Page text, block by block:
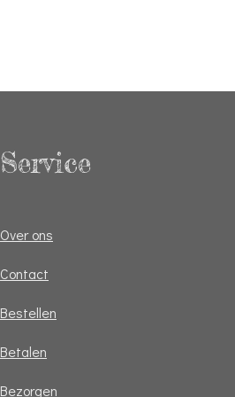
Service
Over ons
Contact
Bestellen
Betalen
Bezorgen